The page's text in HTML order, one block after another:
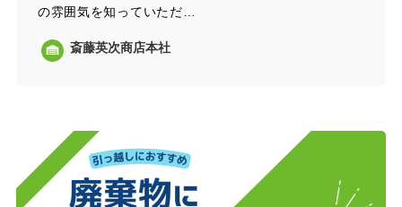
の雰囲気を知っていただ…
斎藤英次商店本社